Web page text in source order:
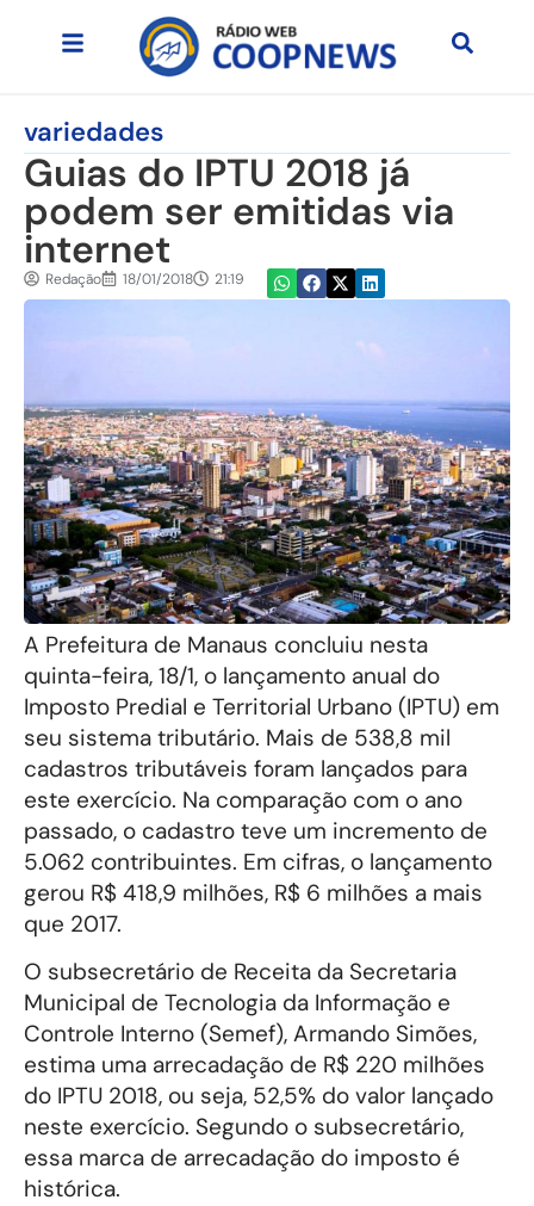
variedades
Guias do IPTU 2018 já
podem ser emitidas via
internet
Redação 18/01/2018 21:19
A Prefeitura de Manaus concluiu nesta
quinta-feira, 18/1, o lançamento anual do
Imposto Predial e Territorial Urbano (IPTU) em
seu sistema tributário. Mais de 538,8 mil
cadastros tributáveis foram lançados para
este exercício. Na comparação com o ano
passado, o cadastro teve um incremento de
5.062 contribuintes. Em cifras, o lançamento
gerou R$ 418,9 milhões, R$ 6 milhões a mais
que 2017.
O subsecretário de Receita da Secretaria
Municipal de Tecnologia da Informação e
Controle Interno (Semef), Armando Simões,
estima uma arrecadação de R$ 220 milhões
do IPTU 2018, ou seja, 52,5% do valor lançado
neste exercício. Segundo o subsecretário,
essa marca de arrecadação do imposto é
histórica.